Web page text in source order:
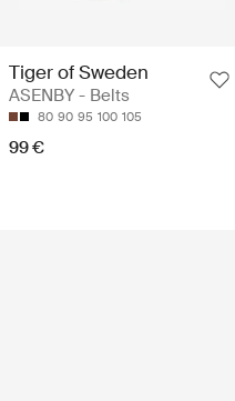
Tiger of Sweden
ASENBY - Belts
80 90 95 100 105
99 €